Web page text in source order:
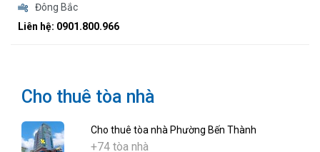
Đông Bắc
Liên hệ: 0901.800.966
Cho thuê tòa nhà
Cho thuê tòa nhà Phường Bến Thành
+74 tòa nhà